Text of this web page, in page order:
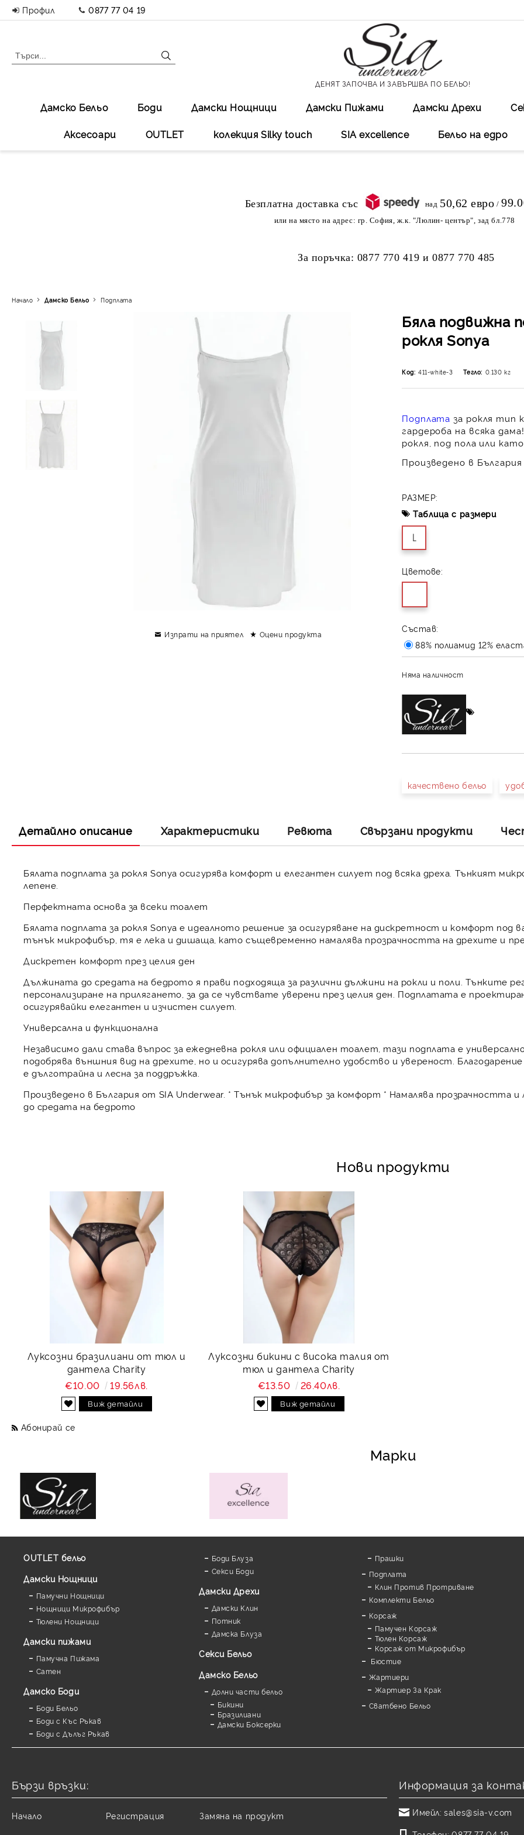
Профил 0877 77 04 19
ДЕНЯТ ЗАПОЧВА И ЗАВЪРШВА ПО БЕЛЬО!
Дамско Бельо Боди Дамски Нощници Дамски Пижами Дамски Дрехи
Аксесоари OUTLET колекция Silky touch SIA excellеnce Бельо на едро
над 50,62 евро /
или на място на адрес: гр. София, ж.к. "Люлин- център", зад бл.778
За поръчка: 0877 770 419 и0877 770 485
Начало Дамско Бельо Подплата
Бяла подвижна
рокля Sonya
Код: 411-white-3 Тегло: 0.130 кг
Подплата за рокля тип
гардероба на всяка
рокля, под пола или
Произведено в
РАЗМЕР:
Таблица с размери
L
Цветове:
Състав:
88% полиамид 12%
Няма наличност
качествено бельо
Изпрати на приятел Оцени продукта
Детайлно описание Характеристики Ревюта Свързани продукти
Бялата подплата за рокля Sonya осигурява комфорт и елегантен силует под всяка дреха. Тънкият
лепене.
Перфектната основа за всеки тоалет
Бялата подплата за рокля Sonya е идеалното решение за осигуряване на дискретност и комфорт
тънък микрофибър, тя е лека и дишаща, като същевременно намалява прозрачността на дрехите и
Дискретен комфорт през целия ден
Дължината до средата на бедрото я прави подходяща за различни дължини на рокли и поли. Тънките
персонализиране на прилягането, за да се чувствате уверени през целия ден. Подплатата е
осигурявайки елегантен и изчистен силует.
Универсална и функционална
Независимо дали става въпрос за ежедневна рокля или официален тоалет, тази подплата е
подобрява външния вид на дрехите, но и осигурява допълнително удобство и увереност.
е дълготрайна и лесна за поддръжка.
Произведено в България от SIA Underwear. * Тънък микрофибър за комфорт * Намалява прозрачността
до средата на бедрото
Нови продукти
Луксозни бразилиани от тюл и
дантела Charity
€10.00
19.56лв.
Виж детайли
Луксозни бикини с висока талия от
тюл и дантела Charity
€13.50
26.40лв.
Виж детайли
Абонирай се
Марки
OUTLET бельо
Дамски Нощници
Памучни Нощници
Нощници Микрофибър
Тюлени Нощници
Дамски пижами
Памучна Пижама
Сатен
Дамскo Боди
Боди Бельо
Боди с Къс Ръкав
Боди с Дълъг Ръкав
Боди Блуза
Секси Боди
Дамски Дрехи
Дамски Клин
Потник
Дамска Блуза
Секси Бельо
Дамско Бельо
Долни части бельо
Бикини
Бразилиани
Дамски Боксерки
Прашки
Подплата
Клин Против Протриване
Комплекти Бельо
Корсаж
Памучен Корсаж
Тюлен Корсаж
Корсаж от Микрофибър
Бюстие
Жартиери
Жартиер За Крак
Сватбено Бельо
Бързи връзки:
Начало Регистрация Замяна на продукт
Информация за
Имейл: sales@sia-v.com